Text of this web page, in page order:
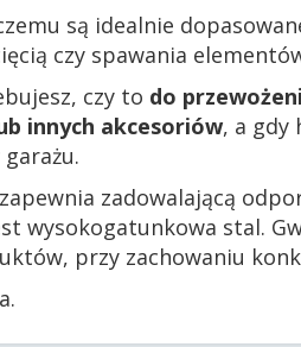
są idealnie
czy spawania
czy to do
innych akcesoriów, a gdy
zadowalającą
wysokogatunkowa stal.
przy zachowaniu